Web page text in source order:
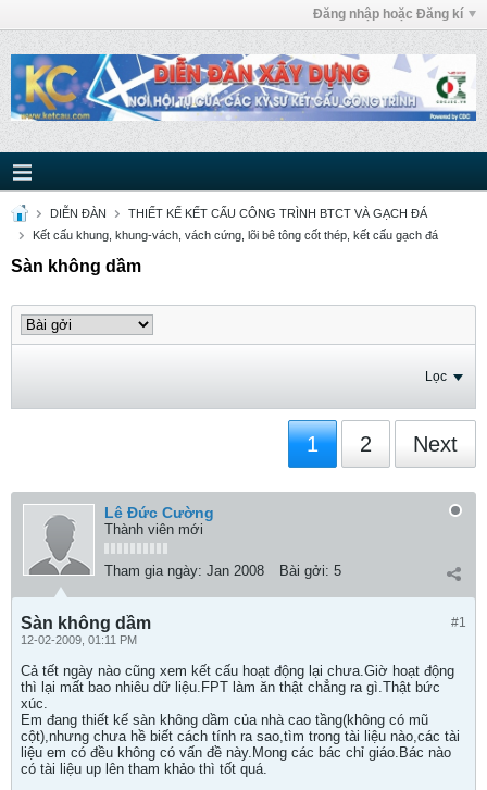
Đăng nhập hoặc Đăng kí
DIỄN ĐÀN
THIẾT KẾ KẾT CẤU CÔNG TRÌNH BTCT VÀ GẠCH ĐÁ
Kết cấu khung, khung-vách, vách cứng, lõi bê tông cốt thép, kết cấu gạch đá
Sàn không dầm
Lọc
1 2 Next
Lê Đức Cường
Thành viên mới
Tham gia ngày: Jan 2008 Bài gởi: 5
#1
Sàn không dầm
12-02-2009, 01:11 PM
Cả tết ngày nào cũng xem kết cấu hoạt động lại chưa.Giờ hoạt động
thì lại mất bao nhiêu dữ liệu.FPT làm ăn thật chẳng ra gì.Thật bức
xúc.
Em đang thiết kế sàn không dầm của nhà cao tầng(không có mũ
cột),nhưng chưa hề biết cách tính ra sao,tìm trong tài liệu nào,các tài
liệu em có đều không có vấn đề này.Mong các bác chỉ giáo.Bác nào
có tài liệu up lên tham khảo thì tốt quá.